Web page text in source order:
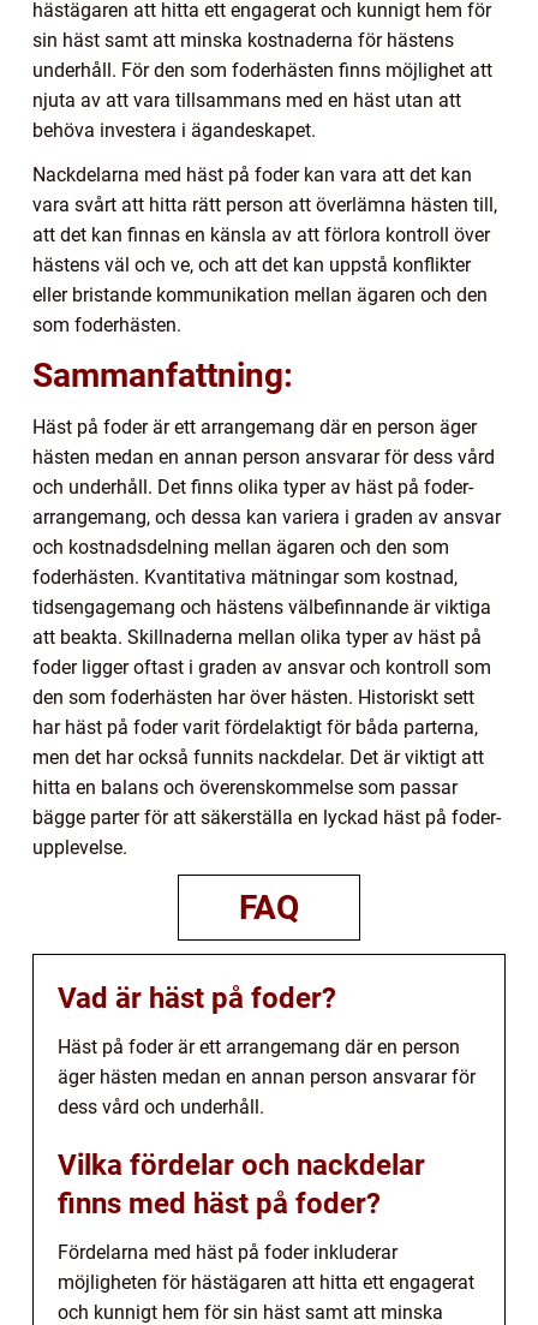
hästägaren att hitta ett engagerat och kunnigt hem för
sin häst samt att minska kostnaderna för hästens
underhåll. För den som foderhästen finns möjlighet att
njuta av att vara tillsammans med en häst utan att
behöva investera i ägandeskapet.
Nackdelarna med häst på foder kan vara att det kan
vara svårt att hitta rätt person att överlämna hästen till,
att det kan finnas en känsla av att förlora kontroll över
hästens väl och ve, och att det kan uppstå konflikter
eller bristande kommunikation mellan ägaren och den
som foderhästen.
Sammanfattning:
Häst på foder är ett arrangemang där en person äger
hästen medan en annan person ansvarar för dess vård
och underhåll. Det finns olika typer av häst på foder-
arrangemang, och dessa kan variera i graden av ansvar
och kostnadsdelning mellan ägaren och den som
foderhästen. Kvantitativa mätningar som kostnad,
tidsengagemang och hästens välbefinnande är viktiga
att beakta. Skillnaderna mellan olika typer av häst på
foder ligger oftast i graden av ansvar och kontroll som
den som foderhästen har över hästen. Historiskt sett
har häst på foder varit fördelaktigt för båda parterna,
men det har också funnits nackdelar. Det är viktigt att
hitta en balans och överenskommelse som passar
bägge parter för att säkerställa en lyckad häst på foder-
upplevelse.
FAQ
Vad är häst på foder?
Häst på foder är ett arrangemang där en person
äger hästen medan en annan person ansvarar för
dess vård och underhåll.
Vilka fördelar och nackdelar
finns med häst på foder?
Fördelarna med häst på foder inkluderar
möjligheten för hästägaren att hitta ett engagerat
och kunnigt hem för sin häst samt att minska